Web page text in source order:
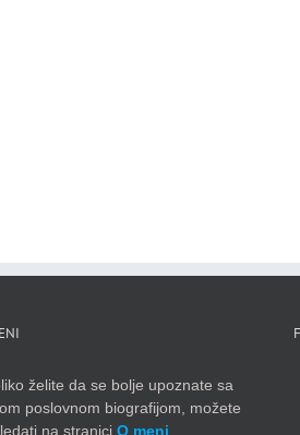
želite da se bolje upoznate sa
poslovnom biografijom, možete
na stranici O meni